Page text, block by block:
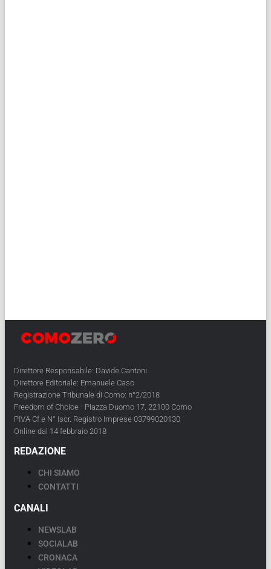
Direttore Responsabile: Davide Cantoni
Direttore Editoriale: Emanuele Caso
Registrazione Tribunale di Como: n°2/2018
Freedom of Choice - Piazza Duomo 17, 22100 Como
PIVA Cf e N° Iscr. Registro Imprese 03799020130
Online dal 14 febbraio 2018
REDAZIONE
CHI SIAMO
CONTATTI
CANALI
NEWSLAB
SOCIALAB
CRONACA